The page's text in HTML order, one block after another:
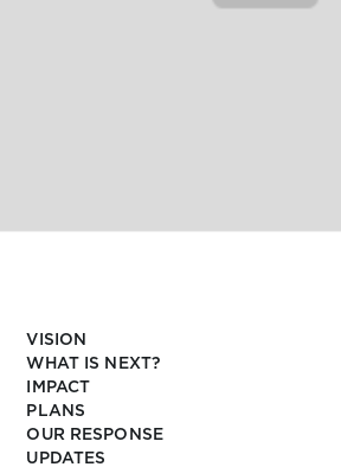
VISION
WHAT IS NEXT?
IMPACT
PLANS
OUR RESPONSE
UPDATES